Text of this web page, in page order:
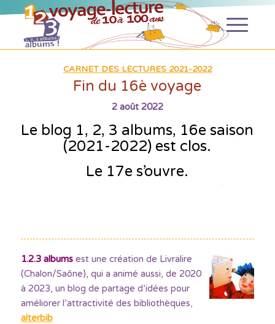
CARNET DES LECTURES 2021-2022
Fin du 16è voyage
2 août 2022
Le blog 1, 2, 3 albums, 16e saison
(2021-2022) est clos.
Le 17e s’ouvre.
1.2.3 albumsest une création de Livralire
(Chalon/Saône), qui a animé aussi, de 2020
à 2023, un blog de partage d’idées pour
améliorer l’attractivité des bibliothèques,
alterbib